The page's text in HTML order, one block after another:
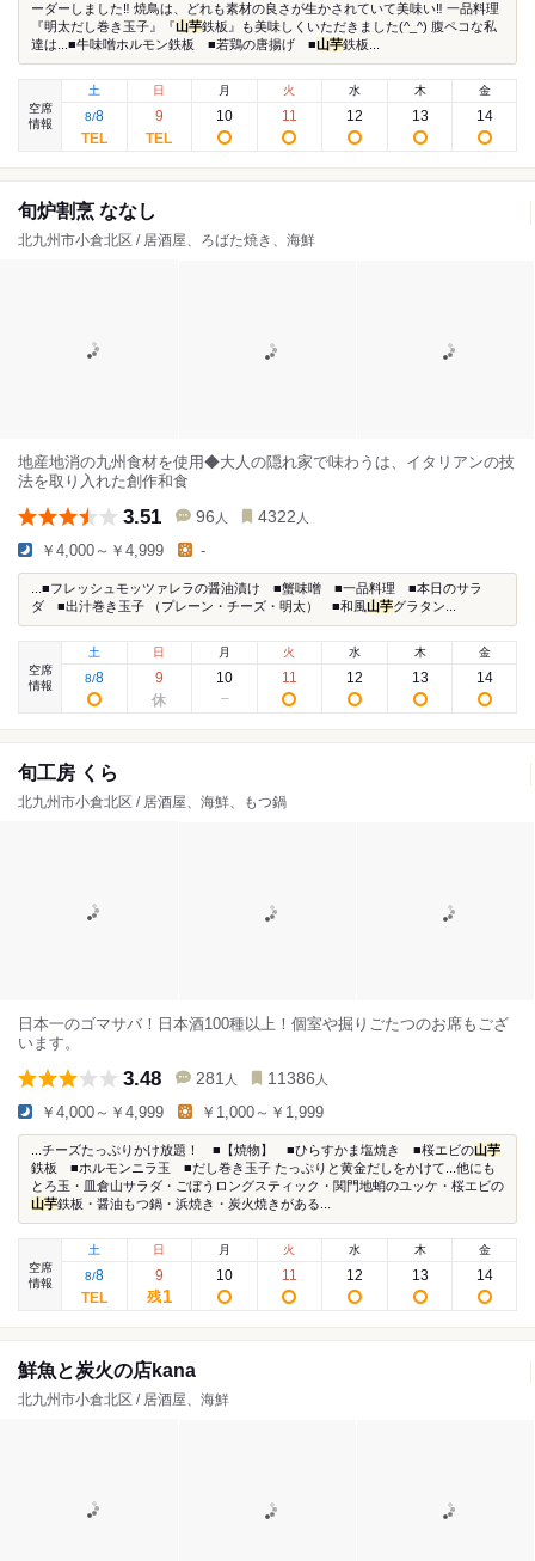
ーダーしました‼︎ 焼鳥は、どれも素材の良さが生かされていて美味い‼︎ 一品料理
『明太だし巻き玉子』『山芋鉄板』も美味しくいただきました(^_^) 腹ペコな私
達は...■牛味噌ホルモン鉄板 ■若鶏の唐揚げ ■山芋鉄板...
空席
情報
土
8/8
日
9
月
10
火
11
水
12
木
13
金
14
旬炉割烹 ななし
北九州市小倉北区 / 居酒屋、ろばた焼き、海鮮
地産地消の九州食材を使用◆大人の隠れ家で味わうは、イタリアンの技
法を取り入れた創作和食
3.51 96 人 4322 人
￥4,000～￥4,999 -
...■フレッシュモッツァレラの醤油漬け ■蟹味噌 ■一品料理 ■本日のサラ
ダ ■出汁巻き玉子 （プレーン・チーズ・明太） ■和風山芋グラタン...
空席
情報
土
8/8
日
9
月
10
火
11
水
12
木
13
金
14
旬工房 くら
北九州市小倉北区 / 居酒屋、海鮮、もつ鍋
日本一のゴマサバ！日本酒100種以上！個室や掘りごたつのお席もござ
います。
3.48 281 人 11386 人
￥4,000～￥4,999 ￥1,000～￥1,999
...チーズたっぷりかけ放題！ ■【焼物】 ■ひらすかま塩焼き ■桜エビの山芋
鉄板 ■ホルモンニラ玉 ■だし巻き玉子 たっぷりと黄金だしをかけて...他にも
とろ玉・皿倉山サラダ・ごぼうロングスティック・関門地蛸のユッケ・桜エビの
山芋鉄板・醤油もつ鍋・浜焼き・炭火焼きがある...
空席
情報
土
8/8
日
9
残1
月
10
火
11
水
12
木
13
金
14
鮮魚と炭火の店kana
北九州市小倉北区 / 居酒屋、海鮮